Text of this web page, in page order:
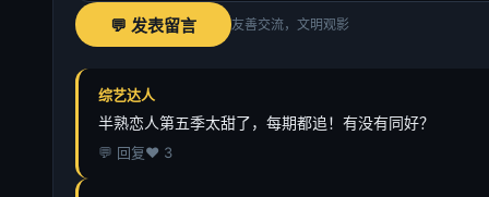
💬 发表留言 友善交流，文明观影
综艺达人
半熟恋人第五季太甜了，每期都追！有没有同好？
💬 回复❤️ 3